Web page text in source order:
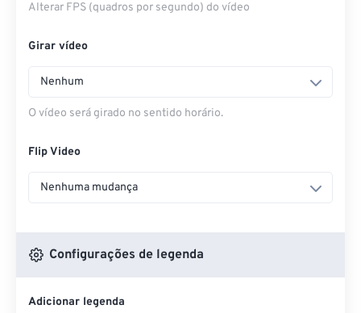
Alterar FPS (quadros por segundo) do vídeo
Girar vídeo
Nenhum
O vídeo será girado no sentido horário.
Flip Video
Nenhuma mudança
Configurações de legenda
Adicionar legenda